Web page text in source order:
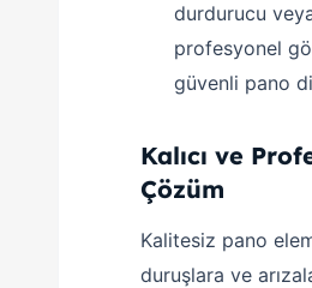
durdurucu
profesyonel
güvenli pano
Kalıcı ve
Çözüm
Kalitesiz pano
duruşlara ve